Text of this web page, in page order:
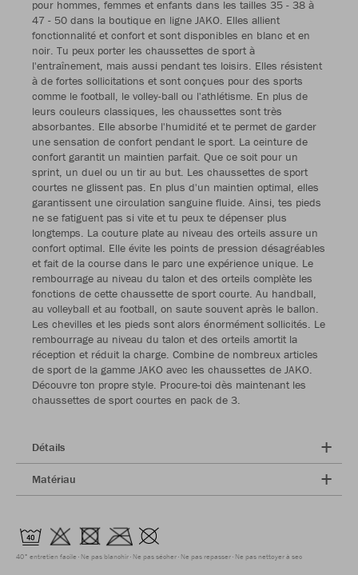
pour hommes, femmes et enfants dans les tailles 35 - 38 à
47 - 50 dans la boutique en ligne JAKO. Elles allient
fonctionnalité et confort et sont disponibles en blanc et en
noir. Tu peux porter les chaussettes de sport à
l'entraînement, mais aussi pendant tes loisirs. Elles résistent
à de fortes sollicitations et sont conçues pour des sports
comme le football, le volley-ball ou l'athlétisme. En plus de
leurs couleurs classiques, les chaussettes sont très
absorbantes. Elle absorbe l'humidité et te permet de garder
une sensation de confort pendant le sport. La ceinture de
confort garantit un maintien parfait. Que ce soit pour un
sprint, un duel ou un tir au but. Les chaussettes de sport
courtes ne glissent pas. En plus d'un maintien optimal, elles
garantissent une circulation sanguine fluide. Ainsi, tes pieds
ne se fatiguent pas si vite et tu peux te dépenser plus
longtemps. La couture plate au niveau des orteils assure un
confort optimal. Elle évite les points de pression désagréables
et fait de la course dans le parc une expérience unique. Le
rembourrage au niveau du talon et des orteils complète les
fonctions de cette chaussette de sport courte. Au handball,
au volleyball et au football, on saute souvent après le ballon.
Les chevilles et les pieds sont alors énormément sollicités. Le
rembourrage au niveau du talon et des orteils amortit la
réception et réduit la charge. Combine de nombreux articles
de sport de la gamme JAKO avec les chaussettes de JAKO.
Découvre ton propre style. Procure-toi dès maintenant les
chaussettes de sport courtes en pack de 3.
Détails
Matériau
40° entretien facile Ne pas blanchir Ne pas sécher Ne pas repasser Ne pas nettoyer à sec